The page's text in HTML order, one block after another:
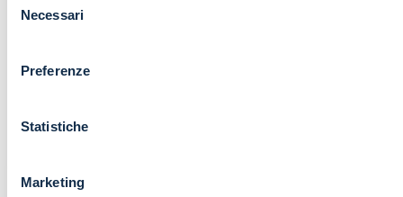
delNecessari
Preferenze
Statistiche
Marketing
sempre riflettere e donandoci utili esempi.